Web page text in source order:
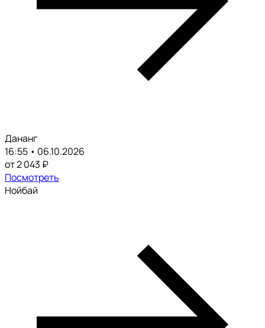
Дананг
16:55 • 06.10.2026
от 2 043 ₽
Посмотреть
Нойбай